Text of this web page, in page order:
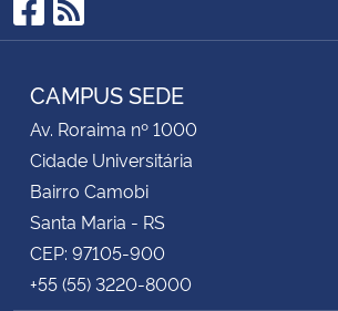
Facebook
RSS
CAMPUS SEDE
Av. Roraima nº 1000
Cidade Universitária
Bairro Camobi
Santa Maria - RS
CEP: 97105-900
+55 (55) 3220-8000